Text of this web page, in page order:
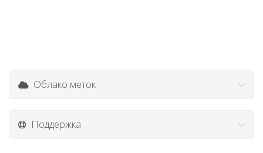
Облако меток
Поддержка